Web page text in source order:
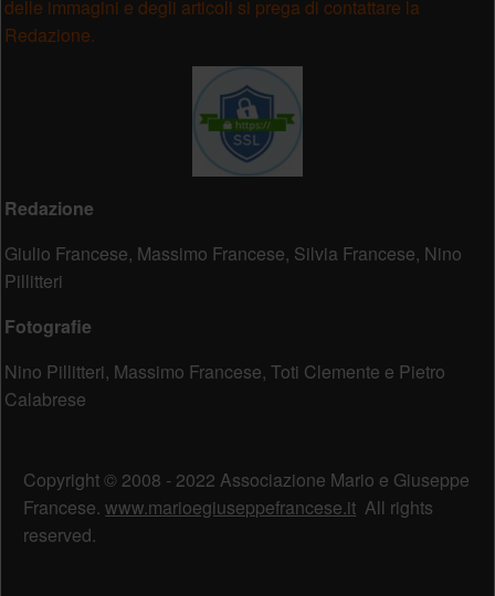
delle immagini e degli articoli si prega di contattare la
Redazione.
Redazione
Giulio Francese, Massimo Francese, Silvia Francese, Nino
Pillitteri
Fotografie
Nino Pillitteri, Massimo Francese, Toti Clemente e Pietro
Calabrese
Copyright © 2008 - 2022 Associazione Mario e Giuseppe
Francese.www.marioegiuseppefrancese.it All rights
reserved.